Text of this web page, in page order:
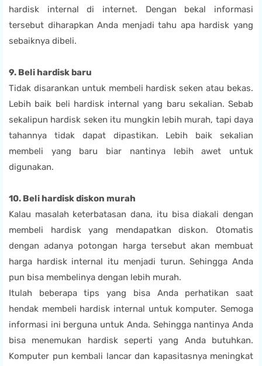
hardisk internal di internet. Dengan bekal informasi
tersebut diharapkan Anda menjadi tahu apa hardisk yang
sebaiknya dibeli.
9. Beli hardisk baru
Tidak disarankan untuk membeli hardisk seken atau bekas.
Lebih baik beli hardisk internal yang baru sekalian. Sebab
sekalipun hardisk seken itu mungkin lebih murah, tapi daya
tahannya tidak dapat dipastikan. Lebih baik sekalian
membeli yang baru biar nantinya lebih awet untuk
digunakan.
10. Beli hardisk diskon murah
Kalau masalah keterbatasan dana, itu bisa diakali dengan
membeli hardisk yang mendapatkan diskon. Otomatis
dengan adanya potongan harga tersebut akan membuat
harga hardisk internal itu menjadi turun. Sehingga Anda
pun bisa membelinya dengan lebih murah.
Itulah beberapa tips yang bisa Anda perhatikan saat
hendak membeli hardisk internal untuk komputer. Semoga
informasi ini berguna untuk Anda. Sehingga nantinya Anda
bisa menemukan hardisk seperti yang Anda butuhkan.
Komputer pun kembali lancar dan kapasitasnya meningkat